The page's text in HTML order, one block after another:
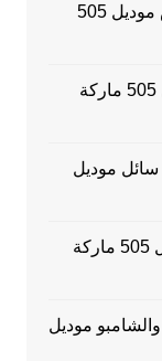
ماكينات التغليف و تعبئة للسوائل بأكياس موديل 505
ماكينات التغليف والتعبئة للسوائل موديل 505 ماركة
سائل موديل
ماكينات التعبئه والتغليف للكاتشب موديل 505 ماركة
موديل